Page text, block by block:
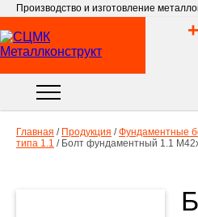
Производство и изготовление
Главная / Продукция / Фундаментные
типа 1.1 / Болт фундаментный 1.1